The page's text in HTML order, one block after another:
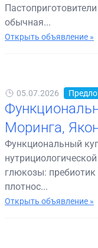
обычная...
Открыть объявление »
05.07.2026
Моринга,
Функциональный
глюкозы: пребиотик
плотнос...
Открыть объявление »